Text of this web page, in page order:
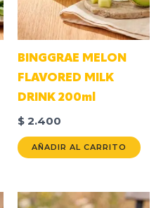
BINGGRAE MELON
FLAVORED MILK
DRINK 200ml
$ 2.400
AÑADIR AL CARRITO